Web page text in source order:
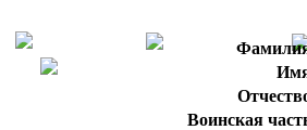
Воинская